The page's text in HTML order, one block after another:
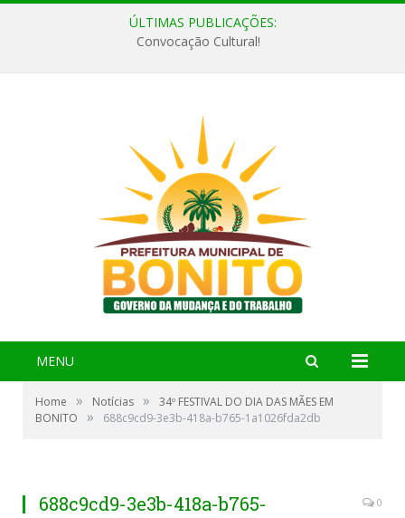
ÚLTIMAS PUBLICAÇÕES:
Convocação Cultural!
MENU
Home » Notícias »
34º FESTIVAL DO DIA DAS MÃES EM
BONITO
» 688c9cd9-3e3b-418a-b765-1a1026fda2db
688c9cd9-3e3b-418a-b765-
0